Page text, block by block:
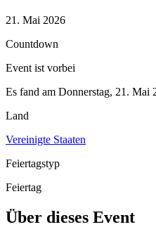
21. Mai 2026
Countdown
Event ist vorbei
Es fand am Donnerstag, 21. Mai
Land
Vereinigte Staaten
Feiertagstyp
Feiertag
Über dieses Event